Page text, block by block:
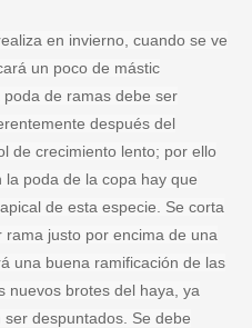
en invierno, cuando se ve
un poco de mástic
de ramas debe ser
después del
de crecimiento lento; por ello
poda de la copa hay que
de esta especie. Se corta
justo por encima de una
una buena ramificación de las
nuevos brotes del haya, ya
despuntados. Se debe